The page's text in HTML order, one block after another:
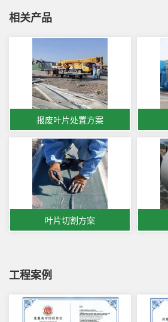
相关产品
报废叶片处置方案
叶片切割方案
工程案例